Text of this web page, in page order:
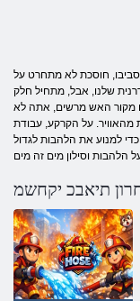
חוסכת לא מתחרט על
שלנו, אבל, מתחיל חלק
מקור האש מרשים, אתה לא
מהאוויר. על הקרקע, עבודת
למנוע את הלהבות לגדול
תיאבכ יקחשמ